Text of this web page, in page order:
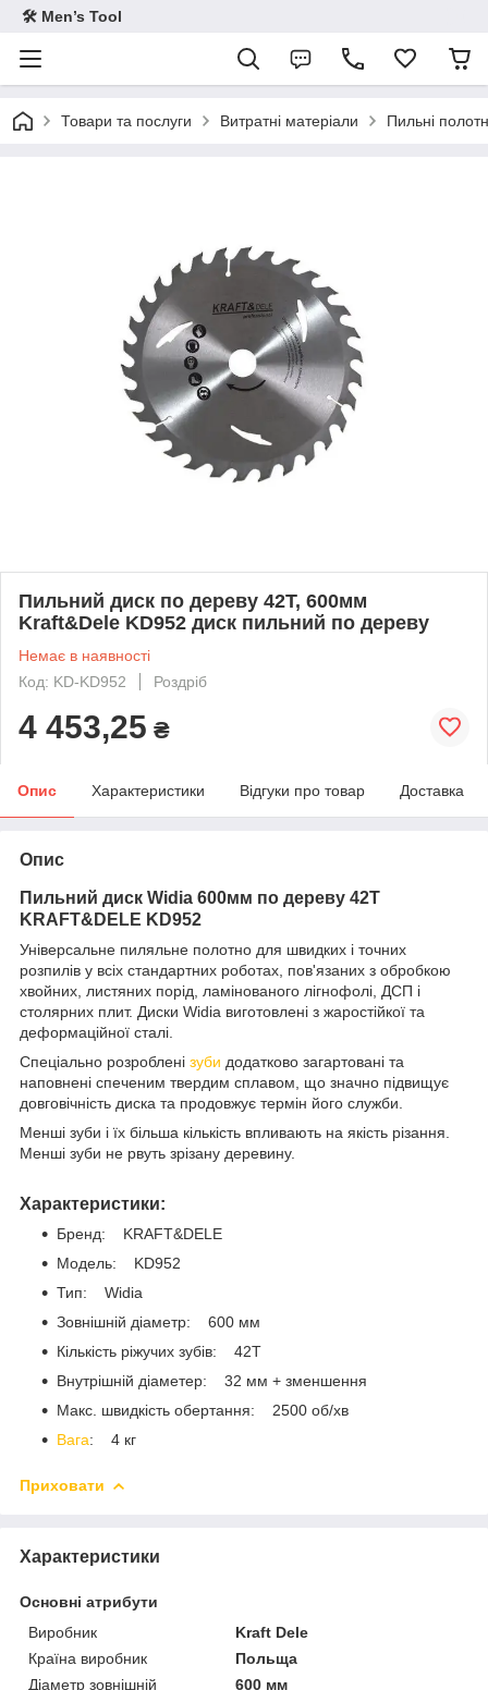
🛠 Men’s Tool
Товари та послуги Витратні матеріали Пильні
Пильний диск по дереву 42Т, 600мм
Kraft&Dele KD952 диск пильний по дереву
Немає в наявності
Код: KD-KD952
Роздріб
4 453,25 ₴
Опис Характеристики Відгуки про товар Доставка
Опис
Пильний диск Widia 600мм по дереву 42Т
KRAFT&DELE KD952
Універсальне пиляльне полотно для швидких і точних
розпилів у всіх стандартних роботах, пов'язаних з обробкою
хвойних, листяних порід, ламінованого лігнофолі, ДСП і
столярних плит. Диски Widia виготовлені з жаростійкої та
деформаційної сталі.
Спеціально розроблені зуби додатково загартовані та
наповнені спеченим твердим сплавом, що значно підвищує
довговічність диска та продовжує термін його служби.
Менші зуби і їх більша кількість впливають на якість різання.
Менші зуби не рвуть зрізану деревину.
Характеристики:
Бренд: KRAFT&DELE
Модель: KD952
Тип: Widia
Зовнішній діаметр: 600 мм
Кількість ріжучих зубів: 42T
Внутрішній діаметер: 32 мм + зменшення
Макс. швидкість обертання: 2500 об/хв
Вага: 4 кг
Приховати
Характеристики
Основні атрибути
Виробник
Kraft Dele
Країна виробник
Польща
Діаметр зовнішній
600 мм